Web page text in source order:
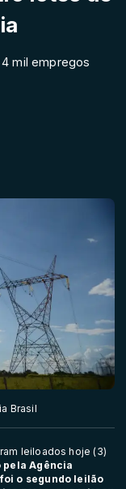
mil empregos
Brasil
leiloados hoje (3)
pela Agência
o segundo leilão